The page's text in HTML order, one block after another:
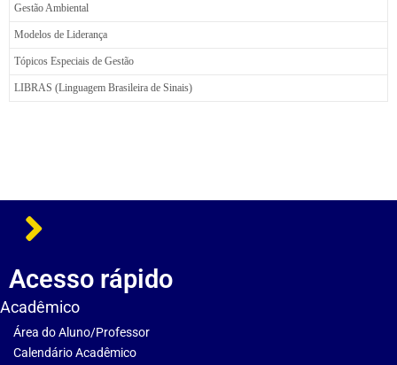
Gestão Ambiental
Modelos de Liderança
Tópicos Especiais de Gestão
LIBRAS (Linguagem Brasileira de Sinais)
Acesso rápido
Acadêmico
Área do Aluno/Professor
Calendário Acadêmico